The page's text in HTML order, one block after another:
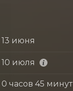
13 июня
10 июля
0 часов 45 минут